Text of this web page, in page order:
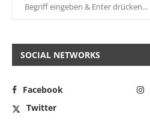
SOCIAL NETWORKS
Facebook
Twitter